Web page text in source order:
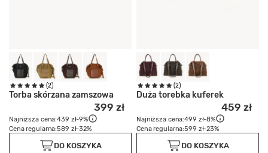
(2)
Torba skórzana zamszowa
399 zł
Najniższa cena:439 zł-9%
Cena regularna:589 zł-32%
DO KOSZYKA
(2)
Duża torebka kuferek
459 zł
Najniższa cena:499 zł-8%
Cena regularna:599 zł-23%
DO KOSZYKA